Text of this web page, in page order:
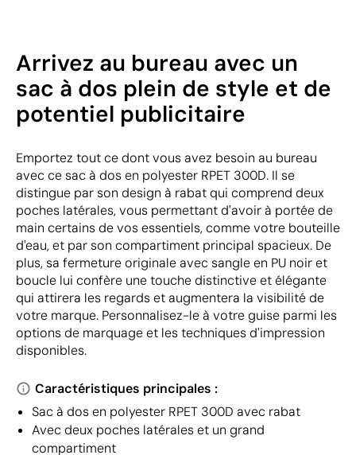
Arrivez au bureau avec un
sac à dos plein de style et de
potentiel publicitaire
Emportez tout ce dont vous avez besoin au bureau
avec ce sac à dos en polyester RPET 300D. Il se
distingue par son design à rabat qui comprend deux
poches latérales, vous permettant d'avoir à portée de
main certains de vos essentiels, comme votre bouteille
d'eau, et par son compartiment principal spacieux. De
plus, sa fermeture originale avec sangle en PU noir et
boucle lui confère une touche distinctive et élégante
qui attirera les regards et augmentera la visibilité de
votre marque. Personnalisez-le à votre guise parmi les
options de marquage et les techniques d'impression
disponibles.
Caractéristiques principales :
Sac à dos en polyester RPET 300D avec rabat
Avec deux poches latérales et un grand
compartiment